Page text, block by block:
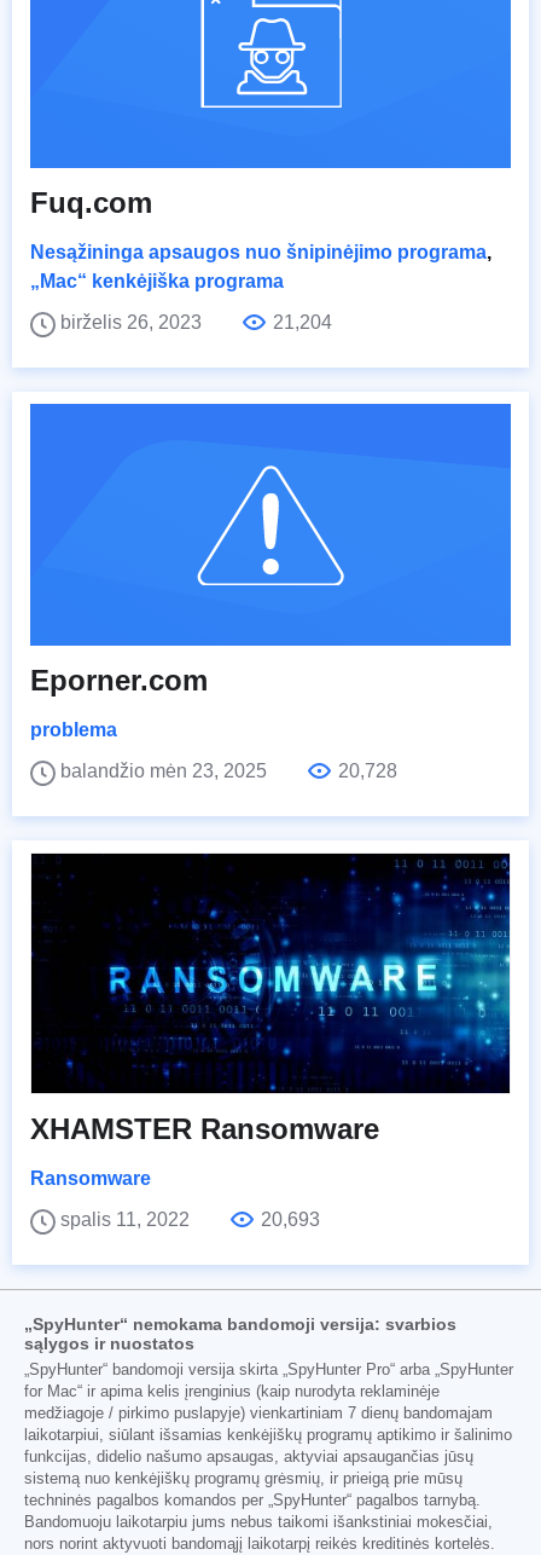
Fuq.com
Nesąžininga apsaugos nuo šnipinėjimo programa,
„Mac“ kenkėjiška programa
birželis 26, 2023
21,204
Eporner.com
problema
balandžio mėn 23, 2025
20,728
XHAMSTER Ransomware
Ransomware
spalis 11, 2022
20,693
„SpyHunter“ nemokama bandomoji versija: svarbios
sąlygos ir nuostatos
„SpyHunter“ bandomoji versija skirta „SpyHunter Pro“ arba „SpyHunter
for Mac“ ir apima kelis įrenginius (kaip nurodyta reklaminėje
medžiagoje / pirkimo puslapyje) vienkartiniam 7 dienų bandomajam
laikotarpiui, siūlant išsamias kenkėjiškų programų aptikimo ir šalinimo
funkcijas, didelio našumo apsaugas, aktyviai apsaugančias jūsų
sistemą nuo kenkėjiškų programų grėsmių, ir prieigą prie mūsų
techninės pagalbos komandos per „SpyHunter“ pagalbos tarnybą.
Bandomuoju laikotarpiu jums nebus taikomi išankstiniai mokesčiai,
nors norint aktyvuoti bandomąjį laikotarpį reikės kreditinės kortelės.